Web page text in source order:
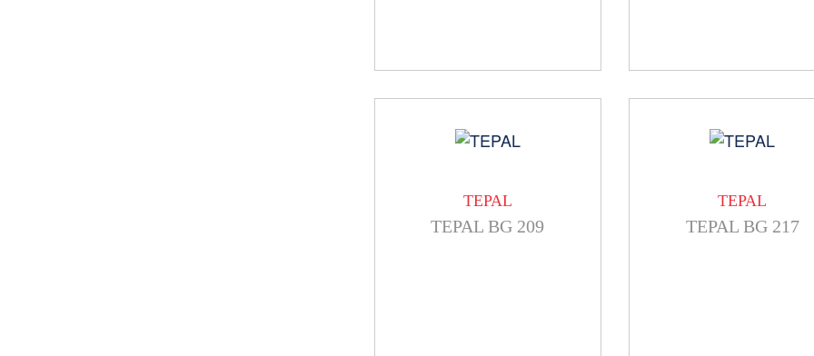
TEPAL
TEPAL BG 209
TEPAL
TEPAL BG 217